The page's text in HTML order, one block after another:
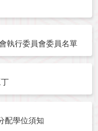
執行委員會委員名單
配學位須知